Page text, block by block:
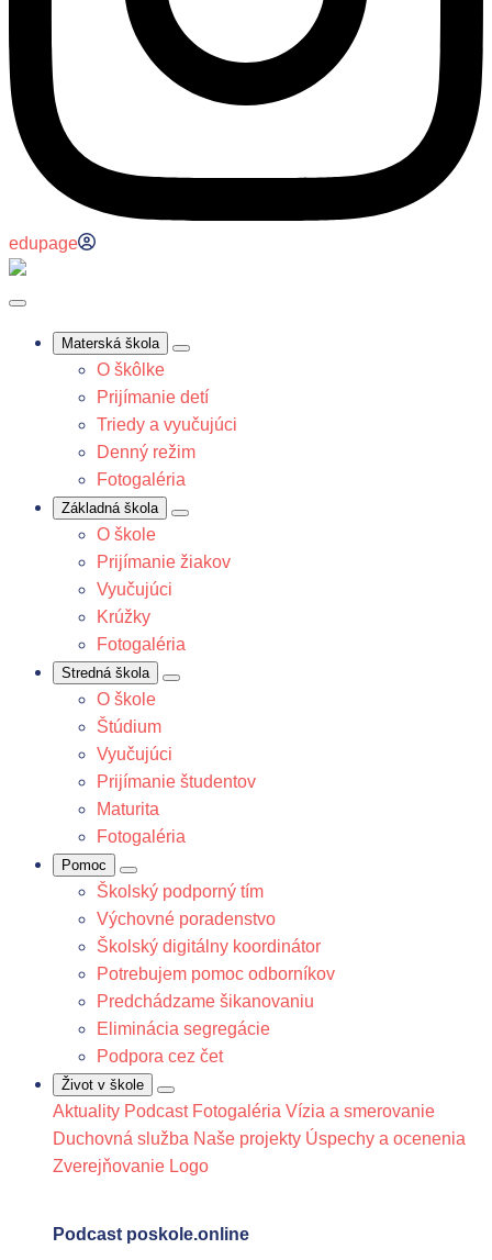
edupage
Materská škola
O škôlke
Prijímanie detí
Triedy a vyučujúci
Denný režim
Fotogaléria
Základná škola
O škole
Prijímanie žiakov
Vyučujúci
Krúžky
Fotogaléria
Stredná škola
O škole
Štúdium
Vyučujúci
Prijímanie študentov
Maturita
Fotogaléria
Pomoc
Školský podporný tím
Výchovné poradenstvo
Školský digitálny koordinátor
Potrebujem pomoc odborníkov
Predchádzame šikanovaniu
Eliminácia segregácie
Podpora cez čet
Život v škole
Aktuality Podcast Fotogaléria Vízia a smerovanie
Duchovná služba Naše projekty Úspechy a ocenenia
Zverejňovanie Logo
Podcast poskole.online